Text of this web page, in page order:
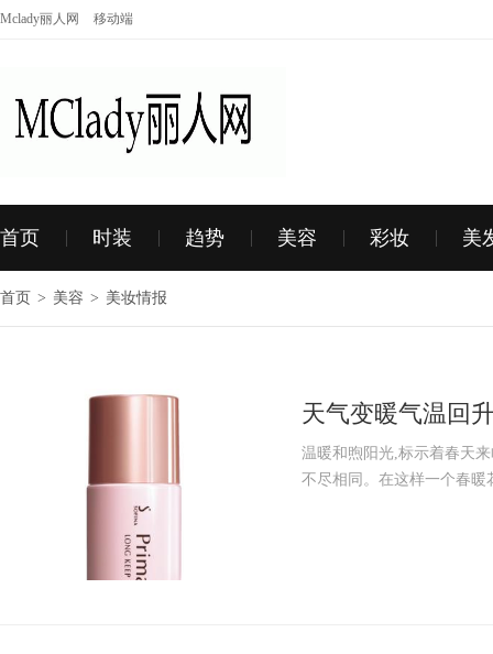
Mclady丽人网 移动端
首页 时装 趋势 美容 彩妆 美
首页 > 美容 > 美妆情报
天气变暖气温回
温暖和煦阳光,标示着春天
不尽相同。在这样一个春暖